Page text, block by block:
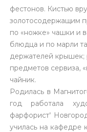
фестонов. Кистью
золотосодержащим
по «ножке» чашки и
блюдца и по марли
держателей крышек;
предметов сервиза,
чайник.
Родилась в
год работала
фарфорист'
училась на